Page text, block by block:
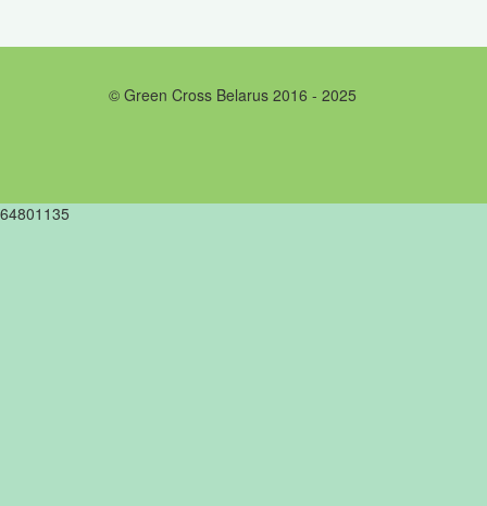
© Green Cross Belarus 2016 - 2025
64801135